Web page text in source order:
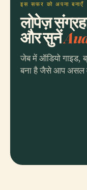
इस सफर को अपना बनाएँ
लोपेज़
और सुनें
जेब में ऑडियो गाइड,
बना है जैसे आप असल